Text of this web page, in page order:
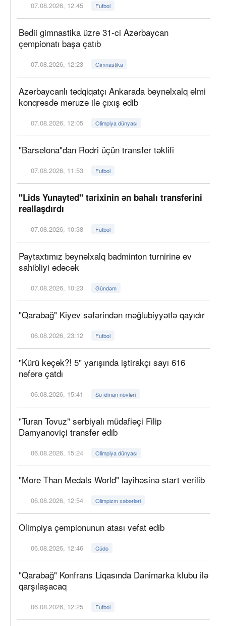
07.08.2026, 12:45 Futbol
Bədii gimnastika üzrə 31-ci Azərbaycan
çempionatı başa çatıb
07.08.2026, 12:23 Gimnastika
Azərbaycanlı tədqiqatçı Ankarada beynəlxalq elmi
konqresdə məruzə ilə çıxış edib
07.08.2026, 12:05 Olimpiya dünyası
"Barselona"dan Rodri üçün transfer təklifi
07.08.2026, 11:53 Futbol
"Lids Yunayted" tarixinin ən bahalı transferini
reallaşdırdı
07.08.2026, 10:38 Futbol
Paytaxtımız beynəlxalq badminton turnirinə ev
sahibliyi edəcək
07.08.2026, 10:23 Gündəm
"Qarabağ" Kiyev səfərindən məğlubiyyətlə qayıdır
06.08.2026, 23:12 Futbol
"Kürü keçək?! 5" yarışında iştirakçı sayı 616
nəfərə çatdı
06.08.2026, 15:41 Su idman növləri
"Turan Tovuz" serbiyalı müdafiəçi Filip
Damyanoviçi transfer edib
06.08.2026, 15:24 Olimpiya dünyası
"More Than Medals World" layihəsinə start verilib
06.08.2026, 12:54 Olimpizm xəbərləri
Olimpiya çempionunun atası vəfat edib
06.08.2026, 12:46 Cüdo
"Qarabağ" Konfrans Liqasında Danimarka klubu ilə
qarşılaşacaq
06.08.2026, 12:25 Futbol